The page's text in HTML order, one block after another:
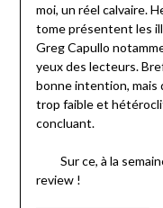
moi, un réel calvaire.
tome présentent les
Greg Capullo
yeux des lecteurs.
bonne intention, mais
trop faible et
concluant.
Sur ce, à la
review !